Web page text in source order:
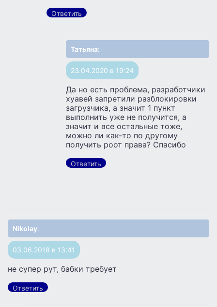
Ответить
Татьяна:
23.04.2020 в 19:24
Да но есть проблема, разработчики
хуавей запретили разблокировки
загрузчика, а значит 1 пункт
выполнить уже не получится, а
значит и все остальные тоже,
можно ли как-то по другому
получить роот права? Спасибо
Ответить
Nikolay:
03.06.2018 в 13:41
не супер рут, бабки требует
Ответить